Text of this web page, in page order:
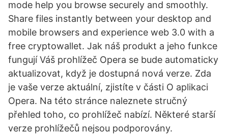
mode help you browse securely and smoothly.
Share files instantly between your desktop and
mobile browsers and experience web 3.0 with a
free cryptowallet. Jak náš produkt a jeho funkce
fungují Váš prohlížeč Opera se bude automaticky
aktualizovat, když je dostupná nová verze. Zda
je vaše verze aktuální, zjistíte v části O aplikaci
Opera. Na této stránce naleznete stručný
přehled toho, co prohlížeč nabízí. Některé starší
verze prohlížečů nejsou podporovány.